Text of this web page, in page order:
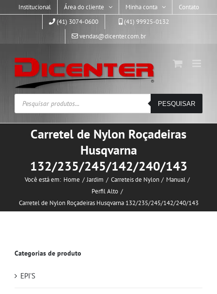
Institucional Área do cliente Minha conta
Contato
(41) 3074-0600
(41) 99925-0132
vendas@dicenter.com.br
Pesquisar
produtos
PESQUISAR
Carretel de Nylon Roçadeiras
Husqvarna
132/235/245/142/240/143
Você está em: Home Jardim Carreteis de Nylon
Manual
Perfil Alto
Carretel de Nylon Roçadeiras Husqvarna 132/235/245/142/240/143
Categorias de produto
EPI'S